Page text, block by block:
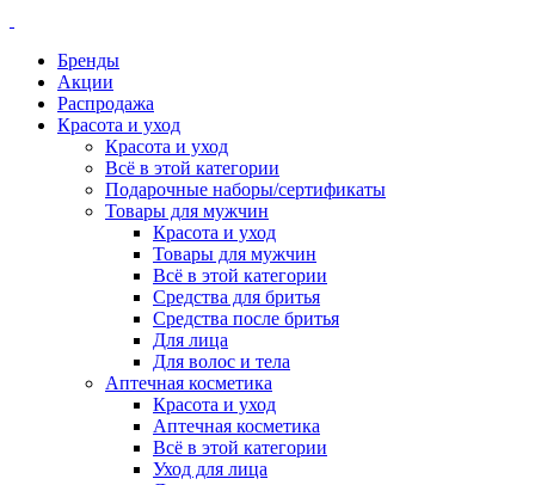
Бренды
Акции
Распродажа
Красота и уход
Красота и уход
Всё в этой категории
Подарочные наборы/сертификаты
Товары для мужчин
Красота и уход
Товары для мужчин
Всё в этой категории
Средства для бритья
Средства после бритья
Для лица
Для волос и тела
Аптечная косметика
Красота и уход
Аптечная косметика
Всё в этой категории
Уход для лица